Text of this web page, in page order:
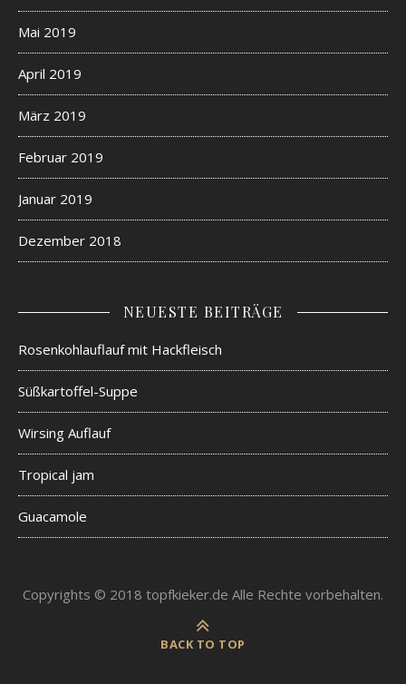
Mai 2019
April 2019
März 2019
Februar 2019
Januar 2019
Dezember 2018
NEUESTE BEITRÄGE
Rosenkohlauflauf mit Hackfleisch
Süßkartoffel-Suppe
Wirsing Auflauf
Tropical jam
Guacamole
Copyrights © 2018 topfkieker.de Alle Rechte vorbehalten.
BACK TO TOP